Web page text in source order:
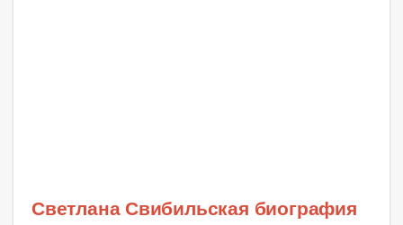
Светлана Свибильская биография